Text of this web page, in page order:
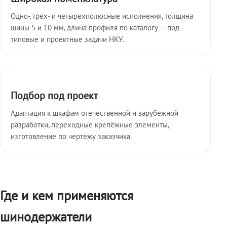
Одно-, трёх- и четырёхполюсные исполнения, толщина
шины 5 и 10 мм, длина профиля по каталогу — под
типовые и проектные задачи НКУ.
Подбор под проект
Адаптация к шкафам отечественной и зарубежной
разработки, переходные крепёжные элементы,
изготовление по чертежу заказчика.
Где и кем применяются
шинодержатели